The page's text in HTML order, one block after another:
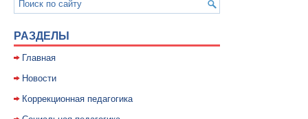
РАЗДЕЛЫ
Главная
Новости
Коррекционная педагогика